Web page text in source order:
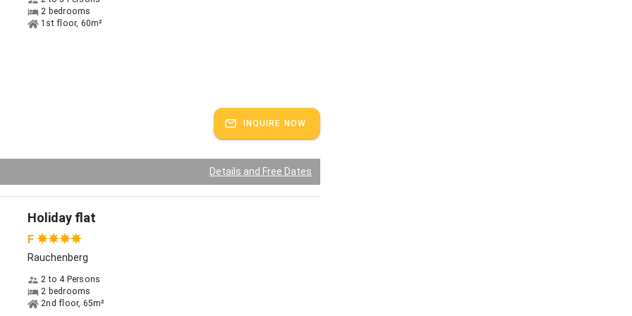
im Umkreis.
2 bedrooms
1st floor, 60m²
INQUIRE NOW
Details and Free Dates
Holiday flat
F
Rauchenberg
2 to 4 Persons
2 bedrooms
2nd floor, 65m²